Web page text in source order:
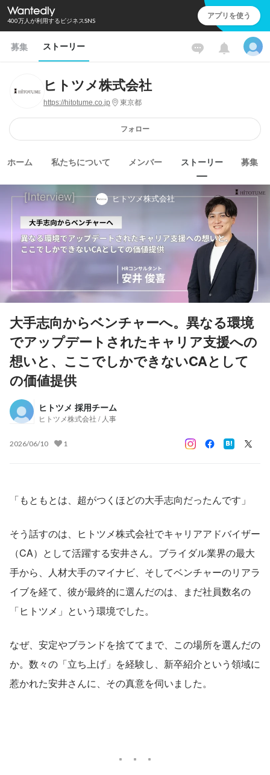
400万人が利用するビジネスSNS アプリを使う
募集 ストーリー
ヒトツメ株式会社
https://hitotume.co.jp 東京都
フォロー
ホーム 私たちについて メンバー ストーリー 募集
ヒトツメ株式会社
大手志向からベンチャーへ。異なる環境
でアップデートされたキャリア支援への
想いと、ここでしかできないCAとして
の価値提供
ヒトツメ 採用チーム
ヒトツメ株式会社 / 人事
2026/06/10 1
「もともとは、超がつくほどの大手志向だったんです」
そう話すのは、ヒトツメ株式会社でキャリアアドバイザー
（CA）として活躍する安井さん。ブライダル業界の最大
手から、人材大手のマイナビ、そしてベンチャーのリアラ
イブを経て、彼が最終的に選んだのは、まだ社員数名の
「ヒトツメ」という環境でした。
なぜ、安定やブランドを捨ててまで、この場所を選んだの
か。数々の「立ち上げ」を経験し、新卒紹介という領域に
惹かれた安井さんに、その真意を伺いました。